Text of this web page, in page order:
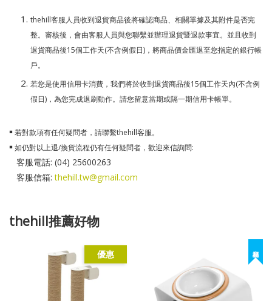
thehill客服人員收到退貨商品後將確認商品、相關單據及其附件是否完
整。審核後，會由客服人員與您聯繫並辦理退貨暨退款事宜。並且收到
退貨商品後15個工作天(不含例假日)，將商品價金匯退至您指定的銀行帳
戶。
若您是使用信用卡消費，我們將於收到退貨商品後15個工作天內(不含例
假日)，為您完成退刷動作。請您留意當期或隔一期信用卡帳單。
￭ 若對款項有任何疑問者，請聯繫thehill客服。
￭ 如仍對以上退/換貨流程仍有任何疑問者，歡迎來信詢問:
客服電話: (04) 25600263
客服信箱:thehill.tw@gmail.com
thehill推薦好物
優惠